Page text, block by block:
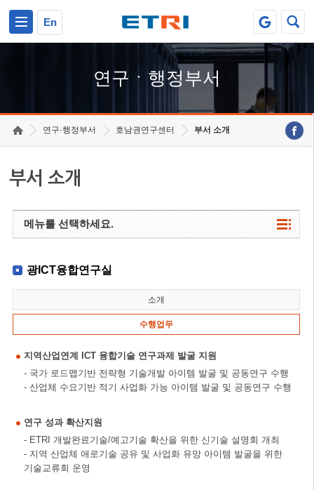
En
연구ㆍ행정부서
연구·행정부서 호남권연구센터 부서 소개
부서 소개
메뉴를 선택하세요.
광ICT융합연구실
소개
수행업무
지역산업연계 ICT 융합기술 연구과제 발굴 지원
- 국가 로드맵기반 전략형 기술개발 아이템 발굴 및 공동연구 수행
- 산업체 수요기반 적기 사업화 가능 아이템 발굴 및 공동연구 수행
연구 성과 확산지원
- ETRI 개발완료기술/예고기술 확산을 위한 신기술 설명회 개최
- 지역 산업체 애로기술 공유 및 사업화 유망 아이템 발굴을 위한
기술교류회 운영